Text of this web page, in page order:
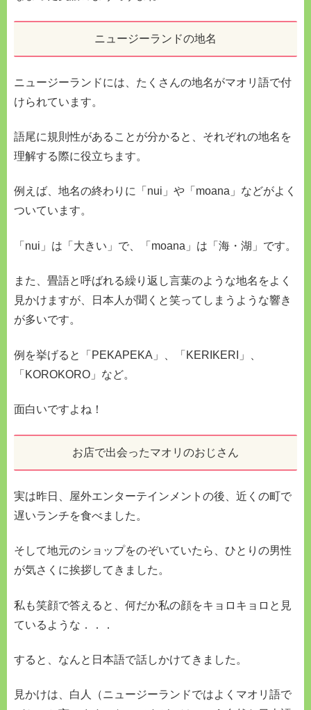
ニュージーランドの地名
ニュージーランドには、たくさんの地名がマオリ語で付
けられています。
語尾に規則性があることが分かると、それぞれの地名を
理解する際に役立ちます。
例えば、地名の終わりに「nui」や「moana」などがよく
ついています。
「nui」は「大きい」で、「moana」は「海・湖」です。
また、畳語と呼ばれる繰り返し言葉のような地名をよく
見かけますが、日本人が聞くと笑ってしまうような響き
が多いです。
例を挙げると「PEKAPEKA」、「KERIKERI」、
「KOROKORO」など。
面白いですよね！
お店で出会ったマオリのおじさん
実は昨日、屋外エンターテインメントの後、近くの町で
遅いランチを食べました。
そして地元のショップをのぞいていたら、ひとりの男性
が気さくに挨拶してきました。
私も笑顔で答えると、何だか私の顔をキョロキョロと見
ているような．．．
すると、なんと日本語で話しかけてきました。
見かけは、白人（ニュージーランドではよくマオリ語で